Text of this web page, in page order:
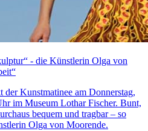
- die Künstlerin Olga von
Kunstmatinee am Donnerstag,
im Museum Lothar Fischer. Bunt,
bequem und tragbar – so
Olga von Moorende.